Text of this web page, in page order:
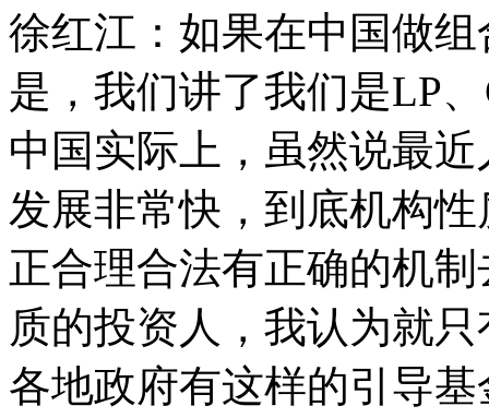
徐红江：如果在中国做
是，我们讲了我们是LP
中国实际上，虽然说最
发展非常快，到底机构
正合理合法有正确的机
质的投资人，我认为就
各地政府有这样的引导